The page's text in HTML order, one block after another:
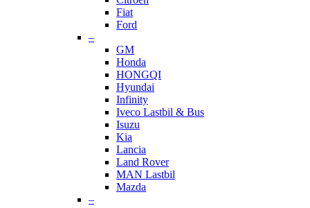
Fiat
Ford
–
GM
Honda
HONGQI
Hyundai
Infinity
Iveco Lastbil & Bus
Isuzu
Kia
Lancia
Land Rover
MAN Lastbil
Mazda
–